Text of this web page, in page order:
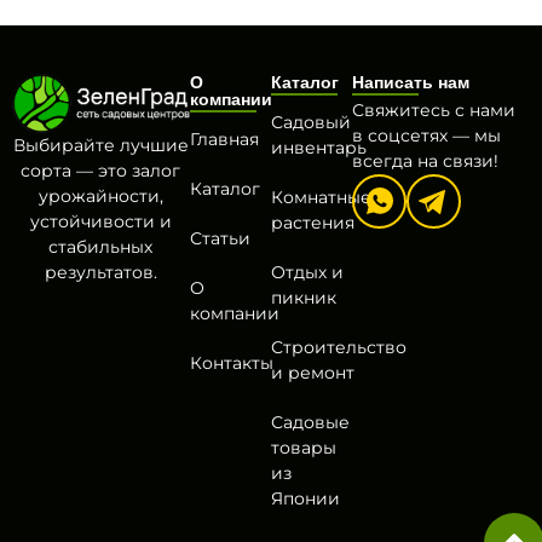
Выбирайте лучшие
сорта — это залог
урожайности,
устойчивости и
стабильных
результатов.
О
компании
Главная
Каталог
Статьи
О
компании
Контакты
Каталог
Садовый
инвентарь
Комнатные
растения
Отдых и
пикник
Строительство
и ремонт
Садовые
товары
из
Японии
Написать нам
Свяжитесь с нами
в соцсетях — мы
всегда на связи!